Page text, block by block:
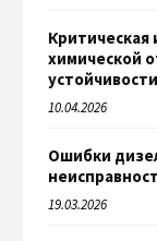
химической
устойчивости
10.04.2026
Ошибки
19.03.2026